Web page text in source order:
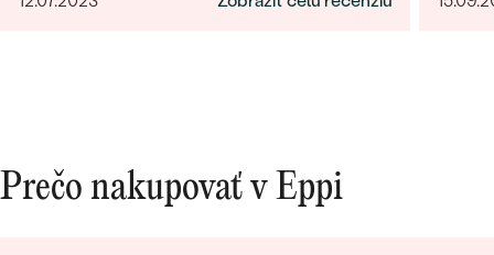
Prečo nakupovať v Eppi